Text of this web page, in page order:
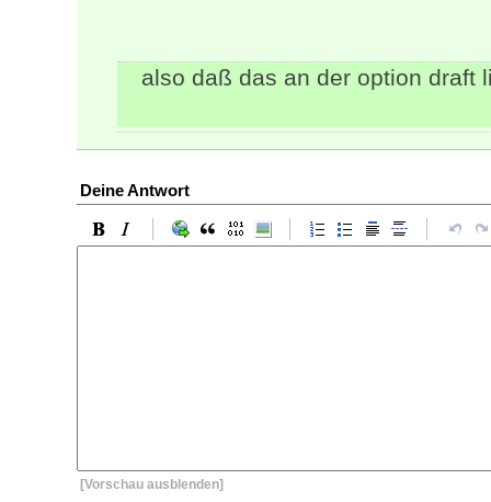
also daß das an der option draft
Deine Antwort
[Vorschau ausblenden]